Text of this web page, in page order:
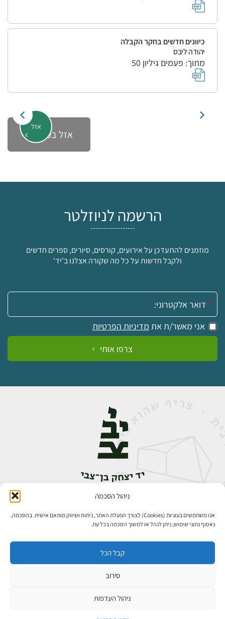
ניהול הסכמה
אנו משתמשים בעוגיות (Cookies) לצורך הפעלת האתר, ניתוח ושיווק מותאם אישית. בהסכמה,
נאסוף נתוני שימוש; ניתן לנהל או למשוך הסכמה בכל עת.
קבל הכל
סירוב
ניהול העדפות
כיוונים חדשים בחקר הקבלה
יהודה ליבס
מתוך: פעמים גיליון 50
אזל
אזל במלאי
הרשמה לניוזלטר
מוזמנים להתעדכן על אירועים, קורסים, סיורים, ספרים חדשים
ולקבל חדשות על כל מה שקורה אצלנו ב'יד'
אימייל:
אני מאשר/ת את מדיניות הפרטיות
צרפו אותי
אבן גבירול 14, רחביה, ירושלים
פיתוח אתרים